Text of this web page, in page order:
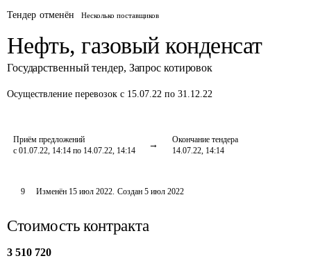
Тендер отменён Несколько поставщиков
Нефть, газовый конденсат
Государственный тендер, Запрос котировок
Осуществление перевозок с 15.07.22 по 31.12.22
Приём предложений
с 01.07.22, 14:14 по 14.07.22, 14:14
Окончание тендера
14.07.22, 14:14
9 Изменён 15 июл 2022. Создан 5 июл 2022
Стоимость контракта
3 510 720